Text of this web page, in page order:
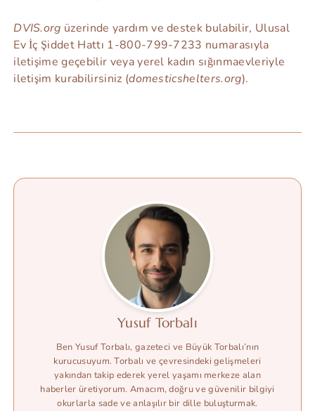
DVIS.org üzerinde yardım ve destek bulabilir, Ulusal
Ev İç Şiddet Hattı 1-800-799-7233 numarasıyla
iletişime geçebilir veya yerel kadın sığınmaevleriyle
iletişim kurabilirsiniz (domesticshelters.org).
Yusuf Torbalı
Ben Yusuf Torbalı, gazeteci ve Büyük Torbalı’nın
kurucusuyum. Torbalı ve çevresindeki gelişmeleri
yakından takip ederek yerel yaşamı merkeze alan
haberler üretiyorum. Amacım, doğru ve güvenilir bilgiyi
okurlarla sade ve anlaşılır bir dille buluşturmak.